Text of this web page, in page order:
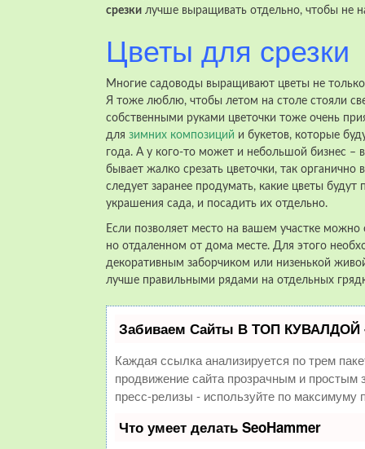
срезки лучше выращивать отдельно, чтобы не
Цветы для срезки
Многие садоводы выращивают цветы не
Я тоже люблю, чтобы летом на столе стояли
собственными руками цветочки тоже очень
для зимних композиций и букетов, которые
года. А у кого-то может и небольшой бизнес –
бывает жалко срезать цветочки, так
следует заранее продумать, какие цветы будут
украшения сада, и посадить их отдельно.
Если позволяет место на вашем участке можно
но отдаленном от дома месте. Для этого
декоративным заборчиком или низенькой
лучше правильными рядами на отдельных
Забиваем Сайты В ТОП КУВАЛДОЙ
Каждая ссылка анализируется по трем
продвижение сайта прозрачным и
пресс-релизы - используйте по
Что умеет делать SeoHammer